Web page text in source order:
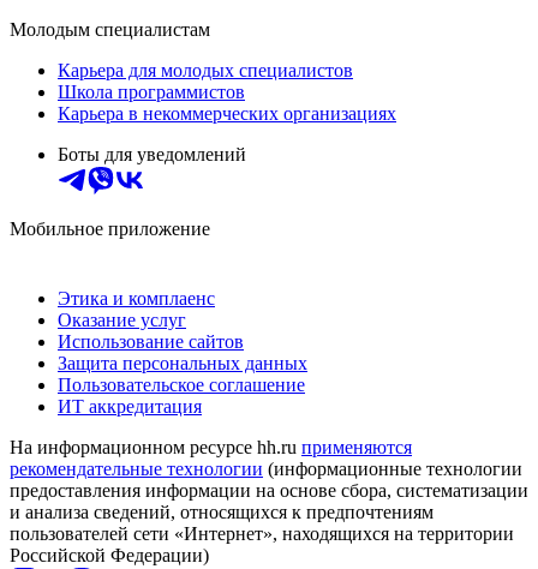
Молодым специалистам
Карьера для молодых специалистов
Школа программистов
Карьера в некоммерческих организациях
Боты для уведомлений
Мобильное приложение
Этика и комплаенс
Оказание услуг
Использование сайтов
Защита персональных данных
Пользовательское соглашение
ИТ аккредитация
На информационном ресурсе hh.ru применяются
рекомендательные технологии (информационные технологии
предоставления информации на основе сбора, систематизации
и анализа сведений, относящихся к предпочтениям
пользователей сети «Интернет», находящихся на территории
Российской Федерации)